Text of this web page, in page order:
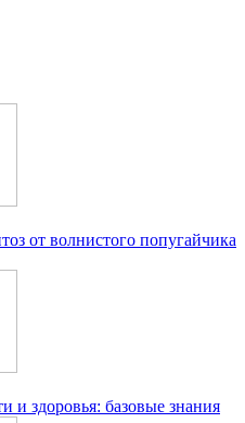
от волнистого попугайчика
и здоровья: базовые знания